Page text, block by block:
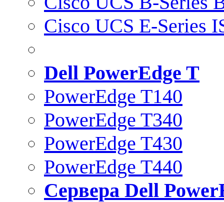
Cisco UCS E-Series
Dell PowerEdge T
PowerEdge T140
PowerEdge T340
PowerEdge T430
PowerEdge T440
Сервера Dell